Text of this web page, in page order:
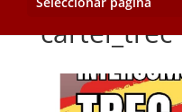
cartel_trec